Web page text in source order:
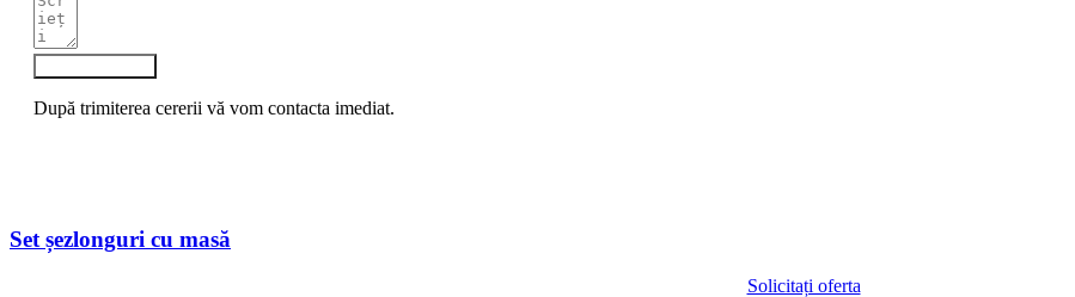
După trimiterea cererii vă vom contacta imediat.
Set șezlonguri cu masă
Solicitați oferta